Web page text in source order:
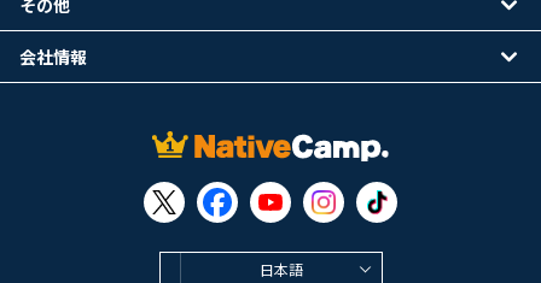
日本語
その他
会社情報